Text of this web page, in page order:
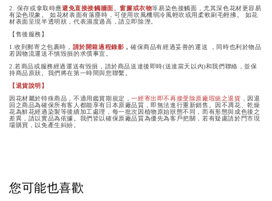
2. 保存或拿取時應避免直接接觸牆面、窗簾或衣物等易染色接觸面，尤其深色花材更容易
有染色現象。 如花材表面有落塵時，可使用吹風機弱冷風輕吹或用柔軟刷毛輕拂。 如花
材表面呈現半透明狀，代表濕度過高，請立即除溼。
【售後服務】
1.收到郵寄之包裹時， 請於開箱過程錄影 ，確保商品有經過妥善的運送 ，同時也利於物品
若因物流運送不慎毀損的求償事宜。
2.若商品或服務經過運送有毀損，請於商品送達後即時(送達當天以內)和我們聯絡，並保
持商品原狀。我們將在第一時間與您聯繫。
【退貨說明】
因花材屬於特殊商品，不適用鑑賞期規定，一經寄出即不再接受除原廠瑕疵之退貨 ，因退
回之商品為確保所有客人都能享有日本原廠品質，即無法進行重新銷售。因不凋花、乾燥
花為鮮花經過染製等後續加工處理，每一批次因植物原始狀態不同，而有形態與成色後之
差異，請以實品為依據。我們皆以確保原廠品質為優先為客戶把關，若有疑慮請於門市現
場購買，以免產生糾紛。
您可能也喜歡